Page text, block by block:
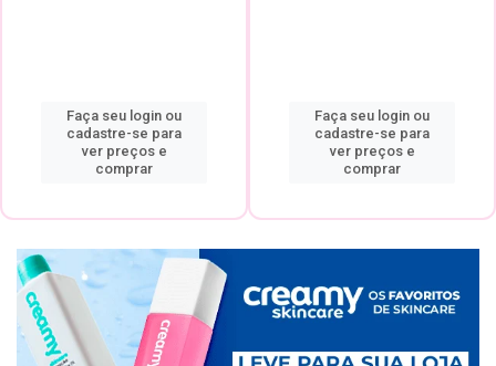
Faça seu login ou
cadastre-se para
ver preços e
comprar
Faça seu login ou
cadastre-se para
ver preços e
comprar